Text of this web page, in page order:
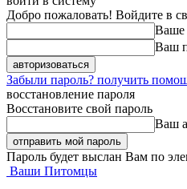
Добро пожаловать! Войдите в
Ваше
Ваш
Забыли пароль? получить
восстановление пароля
Восстановите свой пароль
Ваш
Пароль будет выслан Вам по
Ваши Питомцы